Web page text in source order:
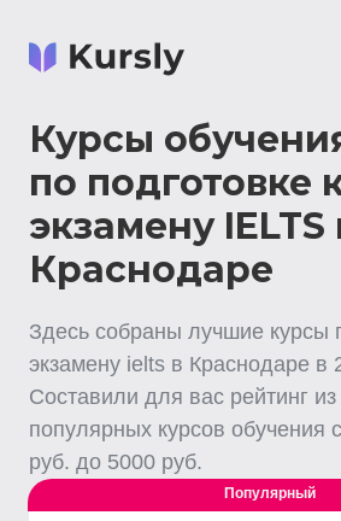
Курсы
по подготовке
экзамену IELTS
Краснодаре
Здесь собраны лучшие курсы
экзамену ielts в Краснодаре в
Составили для вас рейтинг из
популярных курсов обучения
руб. до 5000 руб.
Популярный